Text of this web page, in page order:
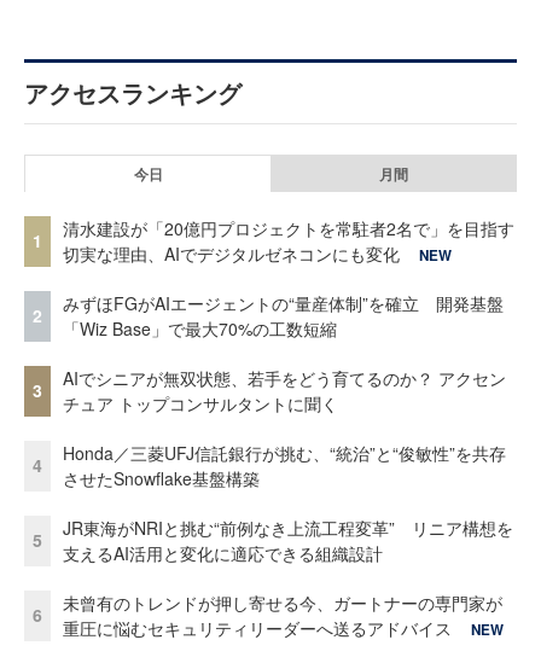
アクセスランキング
今日 月間
1
清水建設が「20億円プロジェクトを常駐者2名で」を目指す
切実な理由、AIでデジタルゼネコンにも変化
NEW
2
みずほFGがAIエージェントの“量産体制”を確立 開発基盤
「Wiz Base」で最大70%の工数短縮
3
AIでシニアが無双状態、若手をどう育てるのか？ アクセン
チュア トップコンサルタントに聞く
4
Honda／三菱UFJ信託銀行が挑む、“統治”と“俊敏性”を共存
させたSnowflake基盤構築
5
JR東海がNRIと挑む“前例なき上流工程変革” リニア構想を
支えるAI活用と変化に適応できる組織設計
6
未曾有のトレンドが押し寄せる今、ガートナーの専門家が
重圧に悩むセキュリティリーダーへ送るアドバイス
NEW